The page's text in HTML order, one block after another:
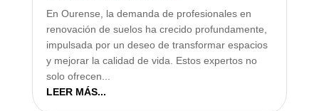
En Ourense, la demanda de profesionales en
renovación de suelos ha crecido profundamente,
impulsada por un deseo de transformar espacios
y mejorar la calidad de vida. Estos expertos no
solo ofrecen...
LEER MÁS...